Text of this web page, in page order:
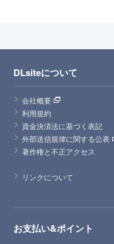
DLsiteについて
会社概要
利用規約
資金決済法に基づく表記
外部送信規律に関する公表
著作権と不正アクセス
リンクについて
お支払い&ポイント